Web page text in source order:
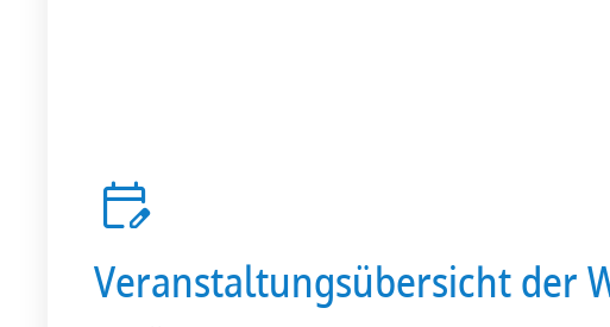
Veranstaltungsübersicht der